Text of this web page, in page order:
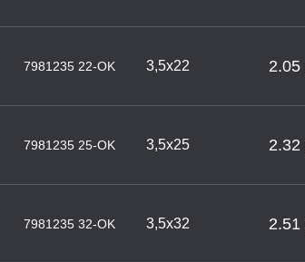
7981235 22-OK 3,5х22 2.05
7981235 25-OK 3,5х25 2.32
7981235 32-OK 3,5х32 2.51